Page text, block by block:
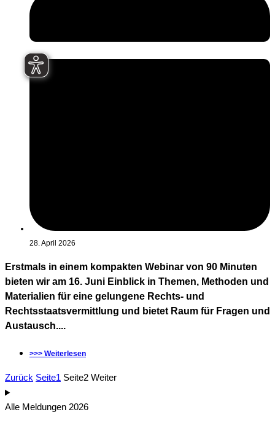
28. April 2026
Erstmals in einem kompakten Webinar von 90 Minuten
bieten wir am 16. Juni Einblick in Themen, Methoden und
Materialien für eine gelungene Rechts- und
Rechtsstaatsvermittlung und bietet Raum für Fragen und
Austausch....
>>> Weiterlesen
Zurück Seite1 Seite2 Weiter
Alle Meldungen 2026